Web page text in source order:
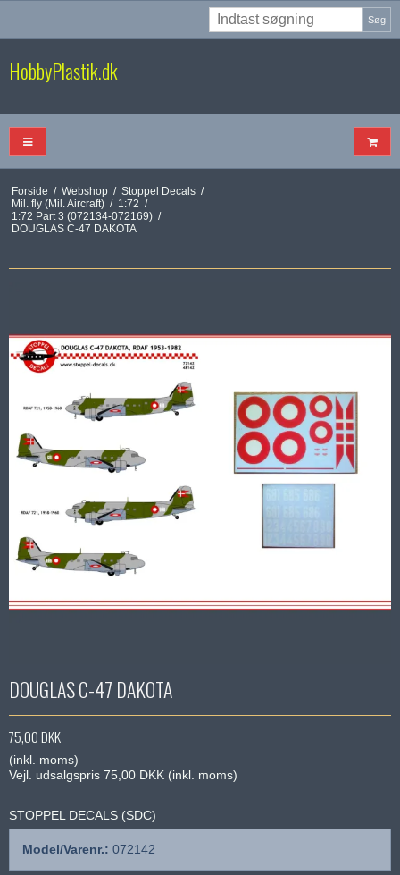
Søg
HobbyPlastik.dk
Forside / Webshop / Stoppel Decals /
Mil. fly (Mil. Aircraft) / 1:72 /
1:72 Part 3 (072134-072169) /
DOUGLAS C-47 DAKOTA
DOUGLAS C-47 DAKOTA
75,00 DKK
(inkl. moms)
Vejl. udsalgspris 75,00 DKK (inkl. moms)
STOPPEL DECALS (SDC)
Model/Varenr.: 072142